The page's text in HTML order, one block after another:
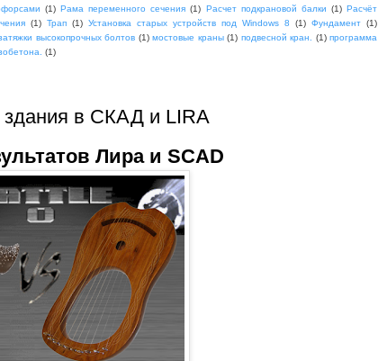
(1) Рама переменного сечения (1) Расчет подкрановой балки (1) Расчёт
(1) Трап (1) Установка старых устройств под Windows 8 (1) Фундамент (1)
высокопрочных болтов (1) мостовые краны (1) подвесной кран. (1) программа
(1)
здания в СКАД и LIRA
Лира и SCAD